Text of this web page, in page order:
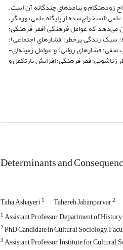
زودهنگام و پیامدهای چندگانه آن است.
فراترکیب کیفی در بازه زمانی 1389 الی 1402 است که به روش نمونه‌گیری غیراحتمالی (تعمدی) از 96 اسناد علمی (استخراج‌شده از پایگاه علمی نورمگز،
شدند. نتایج نشان می‌دهد که عوامل فرهنگی (فقر فرهنگی؛
سبک زندگی پرخطر؛ فشارهای اجتماعی)؛
فشارهای روانی) و عوامل زمینه‌ای-
فقر فرهنگی؛ افزایش بارتکفل و
Determinants and
Taha Ashayeri1 Tahereh Jahanparvar2
1Assistant Professor, Department of
2PhD Candidate in Cultural Sociology,
3Assistant Professor, Institute for Cultural,